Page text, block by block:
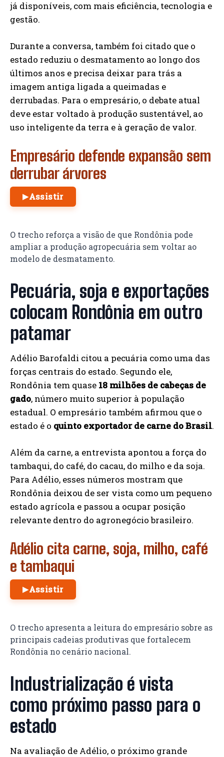
já disponíveis, com mais eficiência, tecnologia e
gestão.
Durante a conversa, também foi citado que o
estado reduziu o desmatamento ao longo dos
últimos anos e precisa deixar para trás a
imagem antiga ligada a queimadas e
derrubadas. Para o empresário, o debate atual
deve estar voltado à produção sustentável, ao
uso inteligente da terra e à geração de valor.
Empresário defende expansão sem
derrubar árvores
▶Assistir
O trecho reforça a visão de que Rondônia pode
ampliar a produção agropecuária sem voltar ao
modelo de desmatamento.
Pecuária, soja e exportações
colocam Rondônia em outro
patamar
Adélio Barofaldi citou a pecuária como uma das
forças centrais do estado. Segundo ele,
Rondônia tem quase 18 milhões de cabeças de
gado, número muito superior à população
estadual. O empresário também afirmou que o
estado é o quinto exportador de carne do Brasil.
Além da carne, a entrevista apontou a força do
tambaqui, do café, do cacau, do milho e da soja.
Para Adélio, esses números mostram que
Rondônia deixou de ser vista como um pequeno
estado agrícola e passou a ocupar posição
relevante dentro do agronegócio brasileiro.
Adélio cita carne, soja, milho, café
e tambaqui
▶Assistir
O trecho apresenta a leitura do empresário sobre as
principais cadeias produtivas que fortalecem
Rondônia no cenário nacional.
Industrialização é vista
como próximo passo para o
estado
Na avaliação de Adélio, o próximo grande